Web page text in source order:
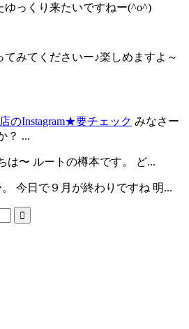
ゆっくり来たいですねー(^o^)
みてくださいー♪楽しめますよ～
のInstagram★要チェック みなさー
？ ...
は〜 ルートの樽本です。 ど...
今日で９月が終わりですね 明...